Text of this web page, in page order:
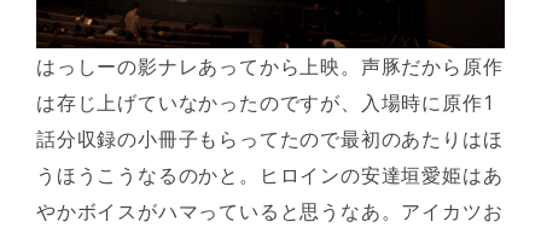
はっしーの影ナレあってから上映。声豚だから原作
は存じ上げていなかったのですが、入場時に原作1
話分収録の小冊子もらってたので最初のあたりはほ
うほうこうなるのかと。ヒロインの安達垣愛姫はあ
やかボイスがハマっていると思うなあ。アイカツお